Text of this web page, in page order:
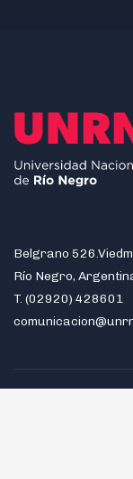
Belgrano
Río Negro,
T. (02920) 428601